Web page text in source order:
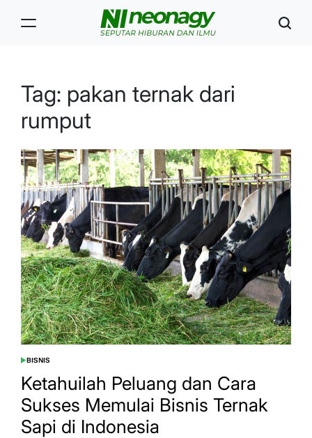
Tag: pakan ternak dari
rumput
POSTED
BISNIS
Ketahuilah Peluang dan Cara
Sukses Memulai Bisnis Ternak
Sapi di Indonesia